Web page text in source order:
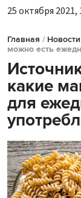
25 октября 2021,
Главная / Новости
можно есть
какие
для